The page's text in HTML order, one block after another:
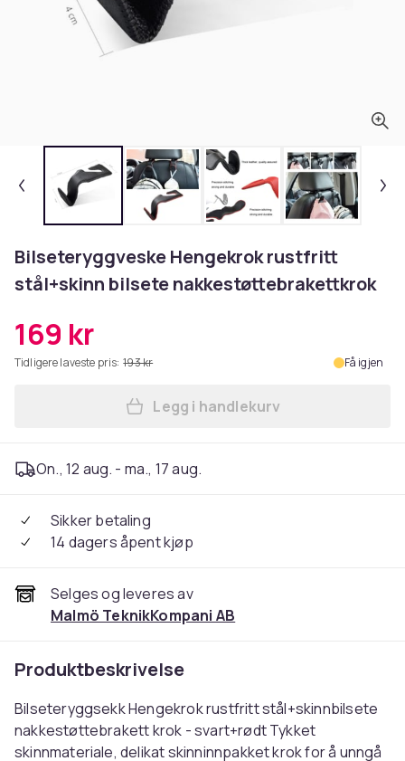
Bilseteryggveske Hengekrok rustfritt
stål+skinn bilsete nakkestøttebrakettkrok
169 kr
Tidligere laveste pris: 193 kr Få igjen
Legg Bilseteryggveske
Legg i handlekurv
On., 12 aug. - ma., 17 aug.
Sikker betaling
14 dagers åpent kjøp
Selges og leveres av
Malmö TeknikKompani AB
Produktbeskrivelse
Bilseteryggsekk Hengekrok rustfritt stål+skinnbilsete
nakkestøttebrakett krok - svart+rødt Tykket
skinnmateriale, delikat skinninnpakket krok for å unngå